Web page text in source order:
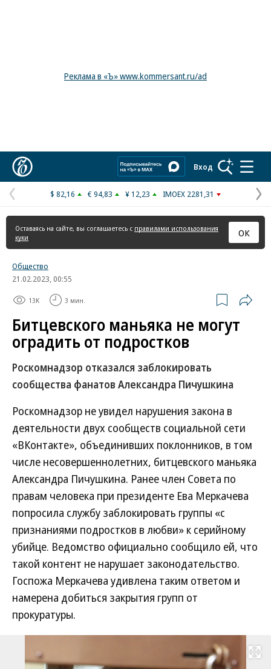
Реклама в «Ъ» www.kommersant.ru/ad
Вход
Предыдущая
страница
$ 82,16 € 94,83 ¥ 12,23 IMOEX 2281,31
Оставаясь на сайте, вы соглашаетесь с правилами использования
куки
ОК
Общество
21.02.2023, 00:55
13K 3 мин.
Битцевского маньяка не могут
оградить от подростков
Роскомнадзор отказался заблокировать
сообщества фанатов Александра Пичушкина
Роскомнадзор не увидел нарушения закона в
деятельности двух сообществ социальной сети
«ВКонтакте», объединивших поклонников, в том
числе несовершеннолетних, битцевского маньяка
Александра Пичушкина. Ранее член Совета по
правам человека при президенте Ева Меркачева
попросила службу заблокировать группы «с
признаниями подростков в любви» к серийному
убийце. Ведомство официально сообщило ей, что
такой контент не нарушает законодательство.
Госпожа Меркачева удивлена таким ответом и
намерена добиться закрытия групп от
прокуратуры.
Развернуть